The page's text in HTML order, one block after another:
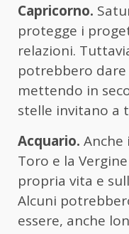
Capricorno.
protegge i
relazioni.
potrebbero dare
mettendo in
stelle invitano a
Acquario. Anche
Toro e la
propria vita e
Alcuni
essere, anche